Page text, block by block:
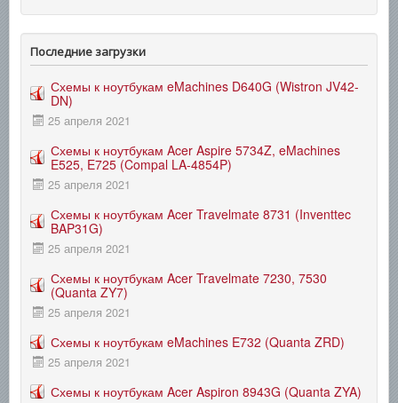
Последние загрузки
Схемы к ноутбукам eMachines D640G (Wistron JV42-
DN)
25 апреля 2021
Схемы к ноутбукам Acer Aspire 5734Z, eMachines
E525, E725 (Compal LA-4854P)
25 апреля 2021
Схемы к ноутбукам Acer Travelmate 8731 (Inventtec
BAP31G)
25 апреля 2021
Схемы к ноутбукам Acer Travelmate 7230, 7530
(Quanta ZY7)
25 апреля 2021
Схемы к ноутбукам eMachines E732 (Quanta ZRD)
25 апреля 2021
Схемы к ноутбукам Acer Aspiron 8943G (Quanta ZYA)